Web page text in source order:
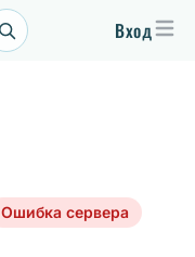
Вход
Ошибка сервера